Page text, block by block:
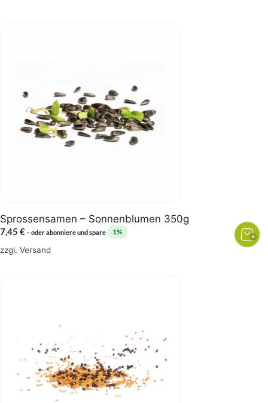
Sprossensamen – Sonnenblumen 350g
7,45 € –oder abonniere und spare 1%
zzgl. Versand